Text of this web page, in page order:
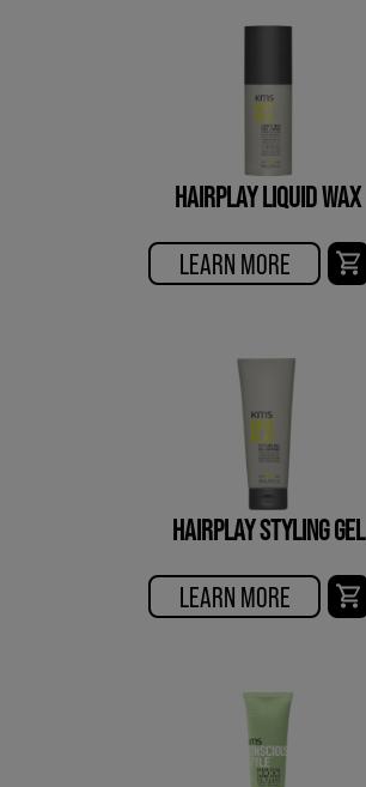
HAIRPLAY LIQUID WAX
LEARN MORE
HAIRPLAY STYLING GEL
LEARN MORE